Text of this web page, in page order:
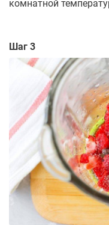
комнатной
Шаг 3